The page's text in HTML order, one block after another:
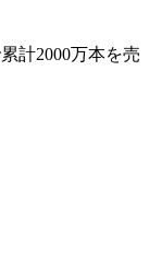
計2000万本を売